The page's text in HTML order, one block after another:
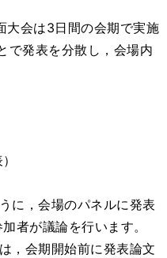
大会は3日間の会期で実施
で発表を分散し，会場内
に，会場のパネルに発表
者が議論を行います。
，会期開始前に発表論文